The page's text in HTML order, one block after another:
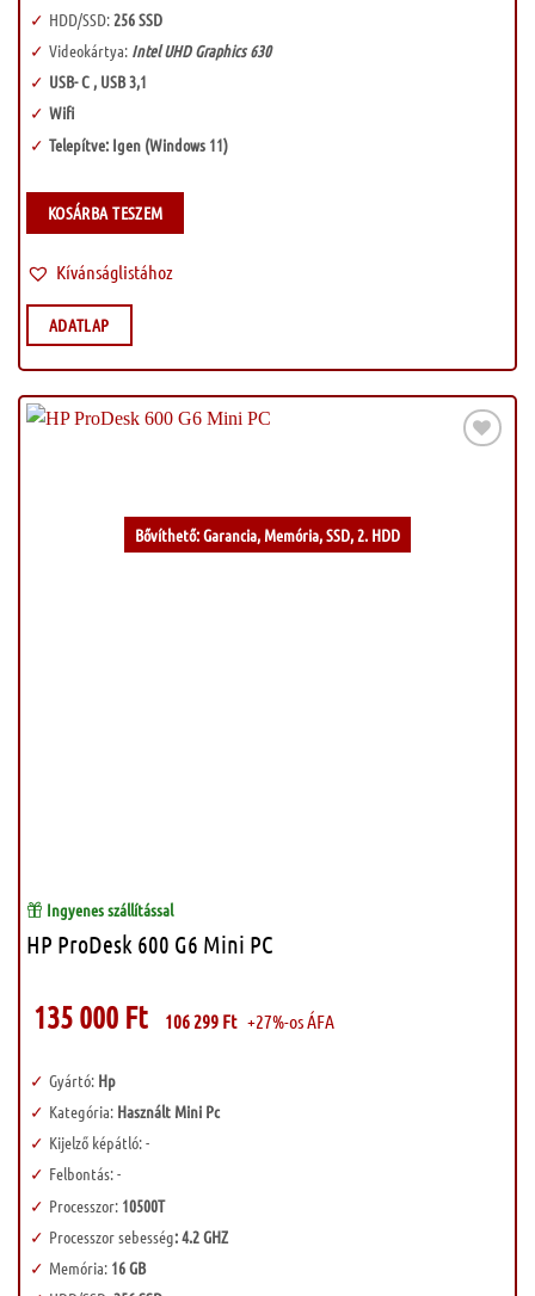
HDD/SSD:256 SSD
Videokártya: Intel UHD Graphics 630
USB- C , USB 3,1
Wifi
Telepítve: Igen (Windows 11)
KOSÁRBA TESZEM
Kívánságlistához
ADATLAP
Bővíthető: Garancia, Memória, SSD, 2. HDD
Ingyenes szállítással
HP ProDesk 600 G6 Mini PC
135 000 Ft 106 299 Ft +27%-os ÁFA
Gyártó: Hp
Kategória: Használt Mini Pc
Kijelző képátló: -
Felbontás: -
Processzor:10500T
Processzor sebesség: 4.2 GHZ
Memória:16 GB